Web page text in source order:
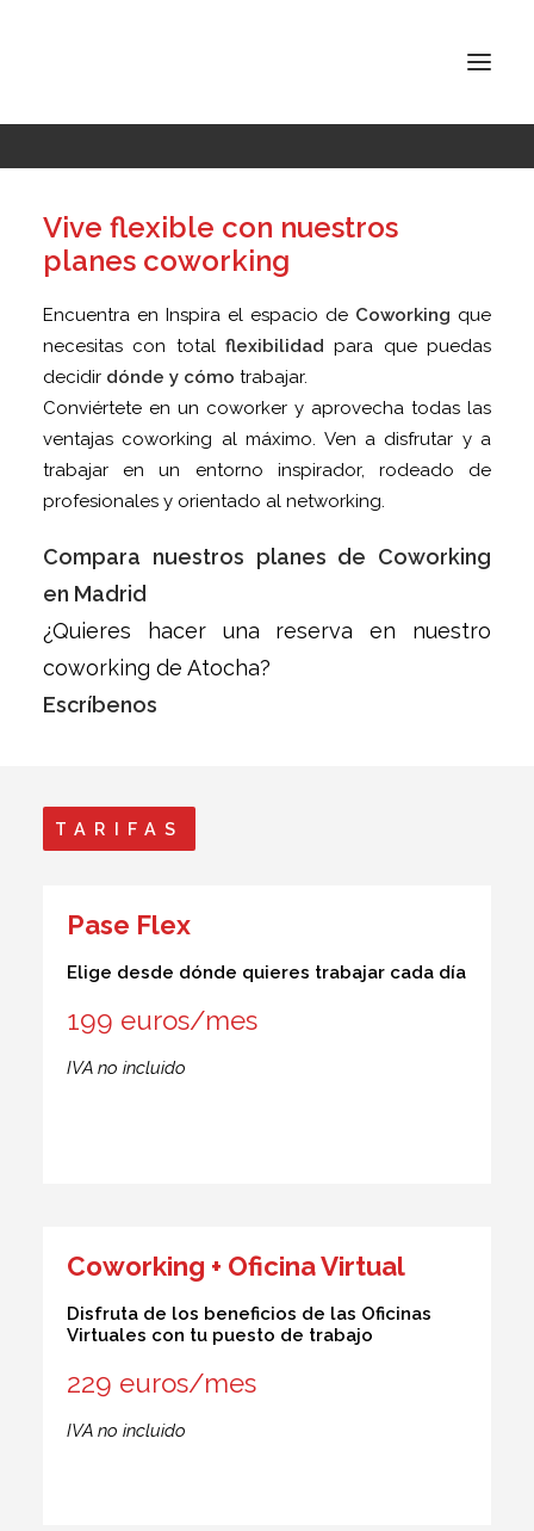
INSPIRA ATOCHA
INSPIRA ABASCAL
CONÓCENOS
TARIFAS
CONTACTO
BUSCAR
Vive flexible con nuestros
planes coworking
Encuentra en Inspira el espacio de Coworking que
necesitas con total flexibilidad para que puedas
decidir dónde y cómo trabajar.
Conviértete en un coworker y aprovecha todas las
ventajas coworking al máximo. Ven a disfrutar y a
trabajar en un entorno inspirador, rodeado de
profesionales y orientado al networking.
Compara nuestros planes de Coworking
en Madrid
¿Quieres hacer una reserva en nuestro
coworking de Atocha?
Escríbenos
TARIFAS
Pase Flex
Elige desde dónde quieres trabajar cada día
199 euros/mes
IVA no incluido
Coworking + Oficina Virtual
Disfruta de los beneficios de las Oficinas
Virtuales con tu puesto de trabajo
229 euros/mes
IVA no incluido